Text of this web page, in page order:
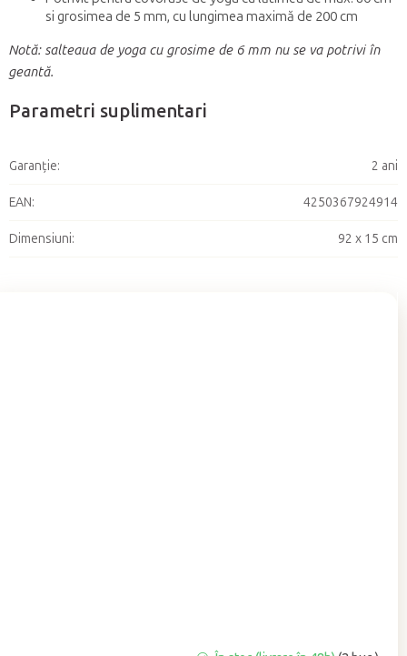
si grosimea de 5 mm, cu lungimea maximă de 200 cm
Notă: salteaua de yoga cu grosime de 6 mm nu se va potrivi în
geantă.
Parametri suplimentari
Garanţie: 2 ani
EAN: 4250367924914
Dimensiuni: 92 x 15 cm